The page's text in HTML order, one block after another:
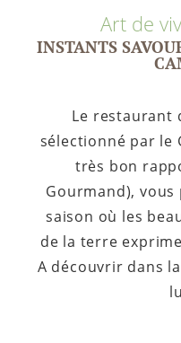
Art de
INSTANTS
Le restaurant
sélectionné par le
très bon
Gourmand),
saison où les
de la terre
A découvrir dans